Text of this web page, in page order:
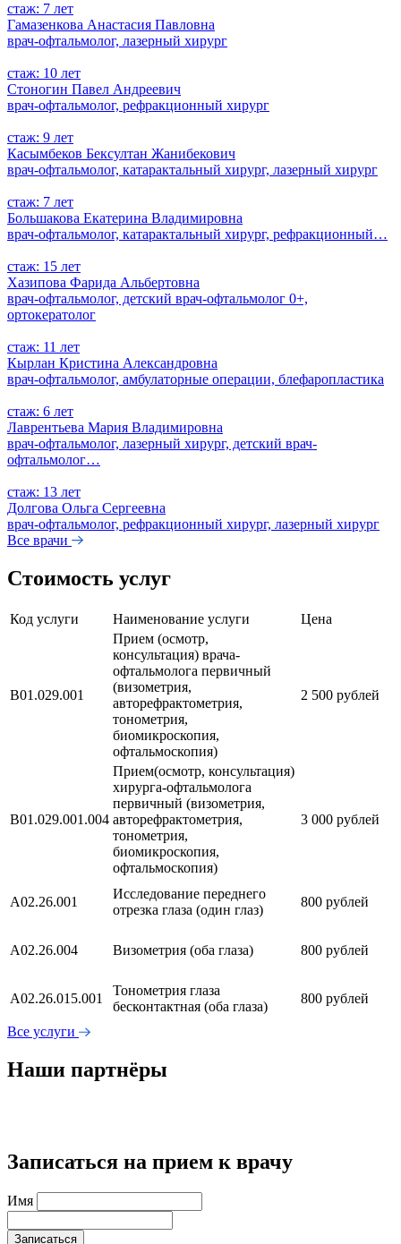
стаж: 7 лет
Гамазенкова Анастасия Павловна
врач-офтальмолог, лазерный хирург
стаж: 10 лет
Стоногин Павел Андреевич
врач-офтальмолог, рефракционный хирург
стаж: 9 лет
Касымбеков Бексултан Жанибекович
врач-офтальмолог, катарактальный хирург, лазерный хирург
стаж: 7 лет
Большакова Екатерина Владимировна
врач-офтальмолог, катарактальный хирург, рефракционный…
стаж: 15 лет
Хазипова Фарида Альбертовна
врач-офтальмолог, детский врач-офтальмолог 0+,
ортокератолог
стаж: 11 лет
Кырлан Кристина Александровна
врач-офтальмолог, амбулаторные операции, блефаропластика
стаж: 6 лет
Лаврентьева Мария Владимировна
врач-офтальмолог, лазерный хирург, детский врач-
офтальмолог…
стаж: 13 лет
Долгова Ольга Сергеевна
врач-офтальмолог, рефракционный хирург, лазерный хирург
Все врачи
Стоимость услуг
Код услуги Наименование услуги Цена
В01.029.001
Прием (осмотр,
консультация) врача-
офтальмолога первичный
(визометрия,
авторефрактометрия,
тонометрия,
биомикроскопия,
офтальмоскопия)
2 500 рублей
В01.029.001.004
Прием(осмотр, консультация)
хирурга-офтальмолога
первичный (визометрия,
авторефрактометрия,
тонометрия,
биомикроскопия,
офтальмоскопия)
3 000 рублей
А02.26.001
Исследование переднего
отрезка глаза (один глаз)
800 рублей
А02.26.004 Визометрия (оба глаза) 800 рублей
А02.26.015.001
Тонометрия глаза
бесконтактная (оба глаза)
800 рублей
Все услуги
Наши партнёры
Записаться на прием к врачу
Имя
Записаться